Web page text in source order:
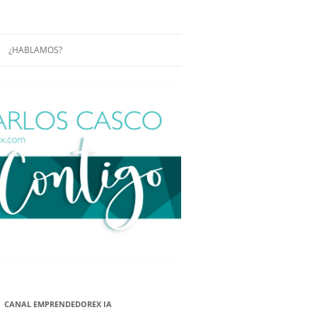
EN
DE
NUEVA
¿HABLAMOS?
CONÓCENOS UN POCO MÁS
CANAL EMPRENDEDOREX IA